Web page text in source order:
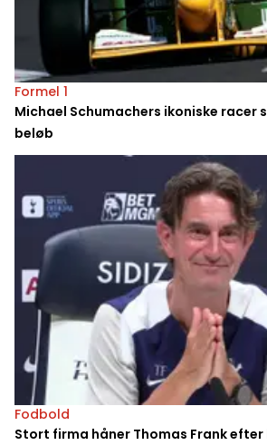
Formel 1
Michael Schumachers ikoniske racer
beløb
Fodbold
Stort firma håner Thomas Frank